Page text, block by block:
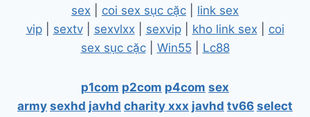
sex
coi sex sục cặc
link sex
vip| sextv| sexvlxx| sexvip| kho link sex| coi
sex sục cặc| Win55| Lc88
p1com p2com p4com sex
army sexhd javhd charity xxx javhd tv66 select